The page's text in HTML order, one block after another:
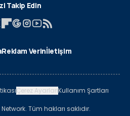
Takip Edin
Reklam Verinİletişim
Çerez AyarlarıKullanım Şartları
Tüm hakları saklıdır.